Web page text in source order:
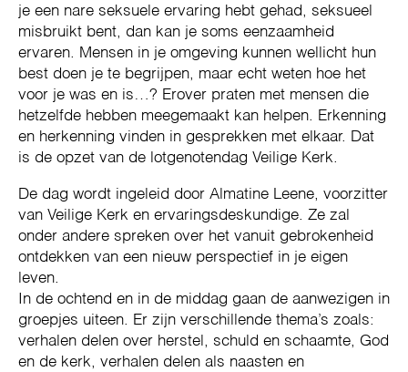
je een nare seksuele ervaring hebt gehad, seksueel
misbruikt bent, dan kan je soms eenzaamheid
ervaren. Mensen in je omgeving kunnen wellicht hun
best doen je te begrijpen, maar echt weten hoe het
voor je was en is…? Erover praten met mensen die
hetzelfde hebben meegemaakt kan helpen. Erkenning
en herkenning vinden in gesprekken met elkaar. Dat
is de opzet van de lotgenotendag Veilige Kerk.
De dag wordt ingeleid door Almatine Leene, voorzitter
van Veilige Kerk en ervaringsdeskundige. Ze zal
onder andere spreken over het vanuit gebrokenheid
ontdekken van een nieuw perspectief in je eigen
leven.
In de ochtend en in de middag gaan de aanwezigen in
groepjes uiteen. Er zijn verschillende thema’s zoals:
verhalen delen over herstel, schuld en schaamte, God
en de kerk, verhalen delen als naasten en